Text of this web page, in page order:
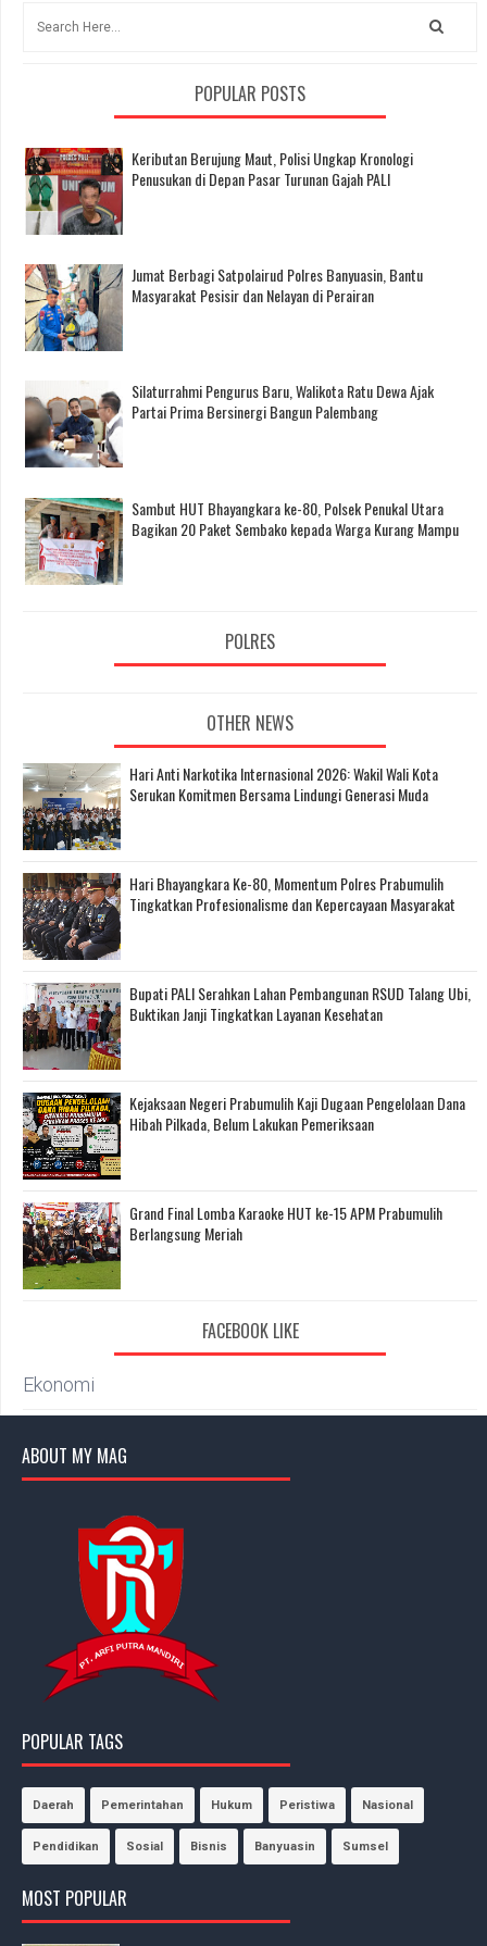
POPULAR POSTS
Keributan Berujung Maut, Polisi Ungkap Kronologi
Penusukan di Depan Pasar Turunan Gajah PALI
Jumat Berbagi Satpolairud Polres Banyuasin, Bantu
Masyarakat Pesisir dan Nelayan di Perairan
Silaturrahmi Pengurus Baru, Walikota Ratu Dewa Ajak
Partai Prima Bersinergi Bangun Palembang
Sambut HUT Bhayangkara ke-80, Polsek Penukal Utara
Bagikan 20 Paket Sembako kepada Warga Kurang Mampu
POLRES
OTHER NEWS
Hari Anti Narkotika Internasional 2026: Wakil Wali Kota
Serukan Komitmen Bersama Lindungi Generasi Muda
Hari Bhayangkara Ke-80, Momentum Polres Prabumulih
Tingkatkan Profesionalisme dan Kepercayaan Masyarakat
Bupati PALI Serahkan Lahan Pembangunan RSUD Talang Ubi,
Buktikan Janji Tingkatkan Layanan Kesehatan
Kejaksaan Negeri Prabumulih Kaji Dugaan Pengelolaan Dana
Hibah Pilkada, Belum Lakukan Pemeriksaan
Grand Final Lomba Karaoke HUT ke-15 APM Prabumulih
Berlangsung Meriah
FACEBOOK LIKE
Ekonomi
ABOUT MY MAG
POPULAR TAGS
Daerah Pemerintahan Hukum Peristiwa Nasional
Pendidikan Sosial Bisnis Banyuasin Sumsel
MOST POPULAR